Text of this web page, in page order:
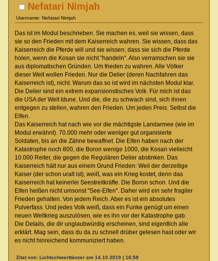
Nefatari Nimjah
Username: Nefatari Nimjah
Das ist im Modul beschrieben. Sie machen es, weil sie wissen, dass
sie so den Frieden mit dem Kaiserreich wahren. Sie wissen, dass das
Kaiserreich die Pferde will und sie wissen, dass sie sich die Pferde
holen, wenn die Kosan sie nicht "handeln". Also verramschen sie sie
aus diplomatischen Gründen. Um frieden zu wahren. Alle Völker
dieser Welt wollen Frieden. Nur die Delier (deren Nachfahren das
Kaiserreich ist), nicht. Warum das so ist wird im nächsten Modul klar.
Die Delier sind ein extrem expansionstisches Volk. Für mich ist das
die USA der Welt Idune. Und die, die zu schwach sind, sich ihnen
entgegen zu stellen, wahren den Frieden. Um jeden Preis. Selbst die
Elfen.
Das Kaiserreich hat nach wie vor die mächtigste Landarmee (wie im
Modul erwähnt). 70.000 mehr oder weniger gut organisierte
Soldaten, bis an die Zähne bewaffnet. Die Elfen haben nach der
Katastrophe noch 800, die Boron wenige 1000, die Kosan vielleicht
10.000 Reiter, die gegen die Regulären Delier abstinken. Das
Kaiserreich hält nur aus einem Grund Frieden: Weil der derzeitige
Kaiser (der schon uralt ist), weiß, was ein Krieg kostet, denn das
Kaiserreich hat keinerlei Seestreitkräfte. Die Boron schon. Und die
Elfen heißen nicht umsonst "See-Elfen". Daher wird ein sehr fragiler
Frieden gehalten. Von jedem Reich. Aber es ist ein absolutes
Pulverfass. Und jedes Volk weiß, dass ein Funke genügt um einen
neuen Weltkrieg auszulösen, wie es ihn vor der Katastrophe gab.
Die Details, die dir unglaubwürdig erscheinen, sind eigentlich alle
erklärt. Mag sein, dass du da zu schnell drüber gelesen hast oder wir
es nicht hinreichend kommuniziert haben.
Zitat von: Lichtschwerttänzer am 14.10.2019 | 16:58